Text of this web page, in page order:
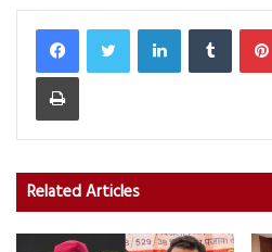
LinkedIn
Print
Related Articles